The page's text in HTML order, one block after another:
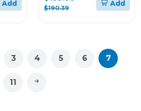
Add
CANCELACIÓN DE
$190.39
Add
3 4 5 6 7
11